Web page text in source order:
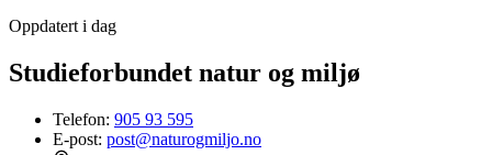
Oppdatert i dag
Studieforbundet natur og miljø
Telefon: 905 93 595
E-post: post@naturogmiljo.no